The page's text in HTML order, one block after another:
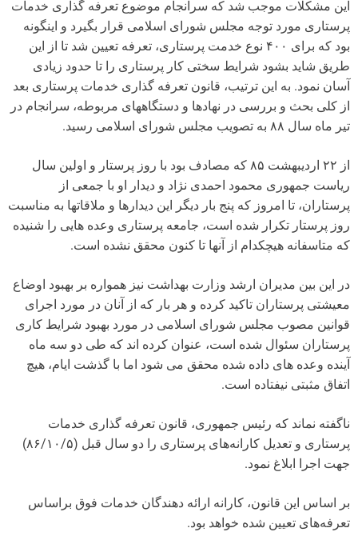
این مشکلات موجب شد که سرانجام موضوع تعرفه گذاری خدمات
پرستاری مورد توجه مجلس شورای اسلامی قرار بگیرد و اینگونه
بود که برای ۴۰۰ نوع خدمت پرستاری، تعرفه تعیین شد تا از این
طریق شاید بشود شرایط سختی کار پرستاری را تا حدود زیادی
آسان نمود. به این ترتیب، قانون تعرفه گذاری خدمات پرستاری بعد
از کلی بحث و بررسی در نهادها و دستگاههای مربوطه، سرانجام در
تیر ماه سال ۸۸ به تصویب مجلس شورای اسلامی رسید.
از ۲۲ اردیبهشت ۸۵ که مصادف بود با روز پرستار و اولین سال
ریاست جمهوری محمود احمدی نژاد و دیدار او با جمعی از
پرستاران، تا امروز که پنج بار دیگر این دیدارها و ملاقاتها به مناسبت
روز پرستار تکرار شده است، جامعه پرستاری وعده هایی را شنیده
که متاسفانه هیچکدام از آنها تا کنون محقق نشده است.
در این بین مدیران ارشد وزارت بهداشت نیز همواره بر بهبود اوضاع
معیشتی پرستاران تاکید کرده و هر بار که از آنان در مورد اجرای
قوانین مصوب مجلس شورای اسلامی در مورد بهبود شرایط کاری
پرستاران سئوال شده است، عنوان کرده اند که طی دو سه ماه
آینده وعده های داده شده محقق می شود اما با گذشت ایام، هیچ
اتفاق مثبتی نیفتاده است.
ناگفته نماند که رئیس جمهوری، قانون تعرفه گذاری خدمات
پرستاری و تعدیل کارانه‌های پرستاری را دو سال قبل (۸۶/۱۰/۵)
جهت اجرا ابلاغ نمود.
بر اساس این قانون، کارانه ارائه دهندگان خدمات فوق براساس
تعرفه‌های تعیین شده خواهد بود.